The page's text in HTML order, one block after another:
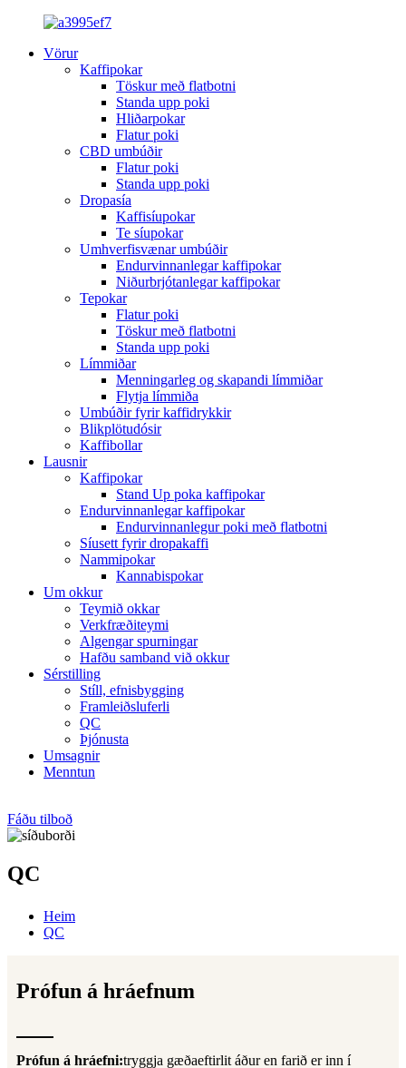
Vörur
Kaffipokar
Töskur með flatbotni
Standa upp poki
Hliðarpokar
Flatur poki
CBD umbúðir
Flatur poki
Standa upp poki
Dropasía
Kaffisíupokar
Te síupokar
Umhverfisvænar umbúðir
Endurvinnanlegar kaffipokar
Niðurbrjótanlegar kaffipokar
Tepokar
Flatur poki
Töskur með flatbotni
Standa upp poki
Límmiðar
Menningarleg og skapandi límmiðar
Flytja límmiða
Umbúðir fyrir kaffidrykkir
Blikplötudósir
Kaffibollar
Lausnir
Kaffipokar
Stand Up poka kaffipokar
Endurvinnanlegar kaffipokar
Endurvinnanlegur poki með flatbotni
Síusett fyrir dropakaffi
Nammipokar
Kannabispokar
Um okkur
Teymið okkar
Verkfræðiteymi
Algengar spurningar
Hafðu samband við okkur
Sérstilling
Stíll, efnisbygging
Framleiðsluferli
QC
Þjónusta
Umsagnir
Menntun
Fáðu tilboð
QC
Heim
QC
Prófun á hráefnum
Prófun á hráefni:tryggja gæðaeftirlit áður en farið er inn í